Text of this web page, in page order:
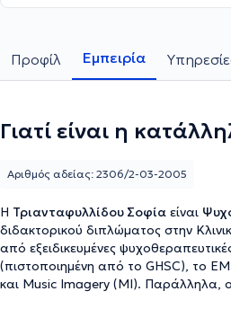
Προφίλ Εμπειρία
Γιατί είναι η
Η Τριανταφυλλίδου Σοφία είναι
διδακτορικού διπλώματος στην
από εξειδικευμένες
(πιστοποιημένη από το GHSC), το
και Music Imagery (MI). Παράλληλα,
Αριθμός αδείας: 2306/2-03-2005